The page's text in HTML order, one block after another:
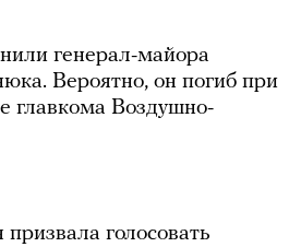
генерал-майора
Вероятно, он погиб при
главкома Воздушно-
голосовать